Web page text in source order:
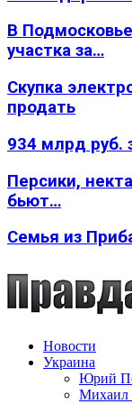
В
участка за…
Скупка
продать
934 млрд руб.
Персики,
бьют…
Семья из
Новости
Украина
Юрий
Михаил